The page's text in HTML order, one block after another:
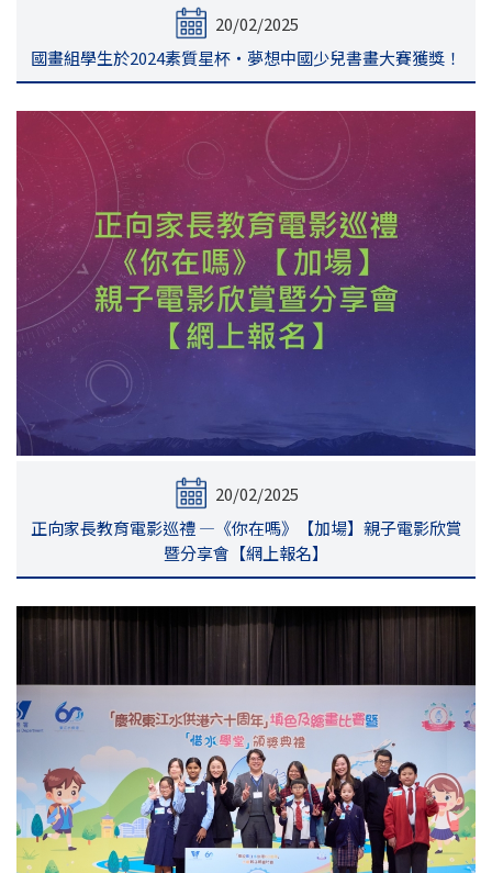
20/02/2025
國畫組學生於2024素質星杯‧夢想中國少兒書畫大賽獲獎！
20/02/2025
正向家長教育電影巡禮 —《你在嗎》【加場】親子電影欣賞
暨分享會【網上報名】